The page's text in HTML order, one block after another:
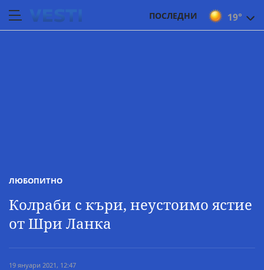
19°
ПОСЛЕДНИ
ЛЮБОПИТНО
Колраби с къри, неустоимо ястие
от Шри Ланка
19 януари 2021, 12:47